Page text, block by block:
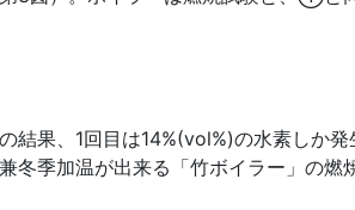
結果、1回目は14%(vol%)の水素しか
冬季加温が出来る「竹ボイラー」の